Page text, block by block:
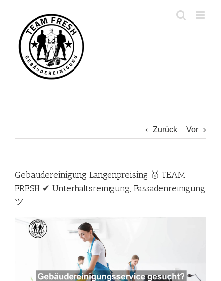
springen
Zurück Vor
Gebäudereinigung Langenpreising 🥇 TEAM
FRESH ✔ Unterhaltsreinigung, Fassadenreinigung
ツ